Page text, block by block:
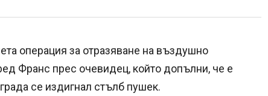
операция за отразяване на въздушно
Франс прес очевидец, който допълни, че е
се издигнал стълб пушек.